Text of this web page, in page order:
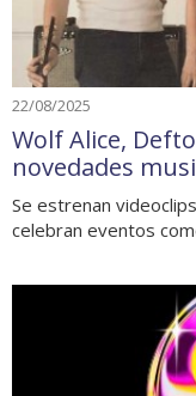
22/08/2025
Wolf Alice,
novedades
Se estrenan
celebran eventos